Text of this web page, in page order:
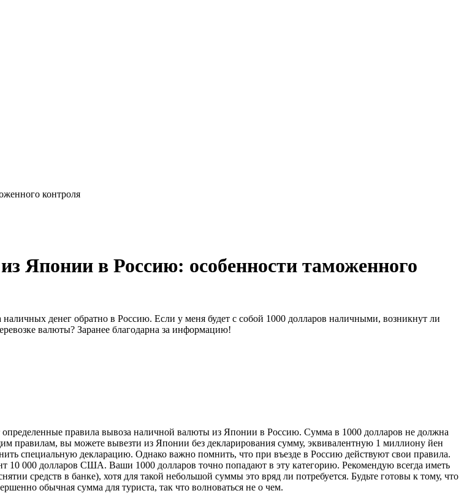
контроля
Японии в Россию: особенности таможенного
денег обратно в Россию. Если у меня будет с собой 1000 долларов наличными, возникнут ли
валюты? Заранее благодарна за информацию!
правила вывоза наличной валюты из Японии в Россию. Сумма в 1000 долларов не должна
правилам, вы можете вывезти из Японии без декларирования сумму, эквивалентную 1 миллиону йен
специальную декларацию. Однако важно помнить, что при въезде в Россию действуют свои правила.
000 долларов США. Ваши 1000 долларов точно попадают в эту категорию. Рекомендую всегда иметь
средств в банке), хотя для такой небольшой суммы это вряд ли потребуется. Будьте готовы к тому, что
обычная сумма для туриста, так что волноваться не о чем.